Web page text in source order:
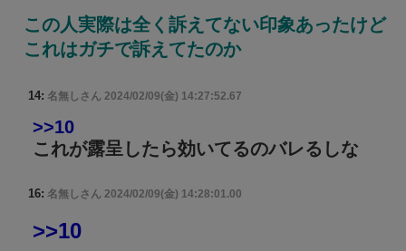
この人実際は全く訴えてない印象あったけど
これはガチで訴えてたのか
14: 名無しさん 2024/02/09(金) 14:27:52.67
>>10
これが露呈したら効いてるのバレるしな
16: 名無しさん 2024/02/09(金) 14:28:01.00
>>10